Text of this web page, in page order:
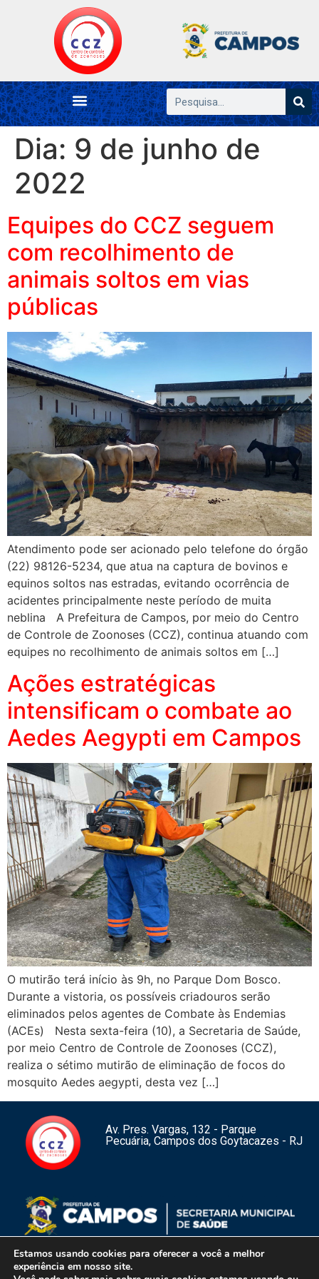
Dia: 9 de junho de
2022
Equipes do CCZ seguem
com recolhimento de
animais soltos em vias
públicas
Atendimento pode ser acionado pelo telefone do órgão
(22) 98126-5234, que atua na captura de bovinos e
equinos soltos nas estradas, evitando ocorrência de
acidentes principalmente neste período de muita
neblina A Prefeitura de Campos, por meio do Centro
de Controle de Zoonoses (CCZ), continua atuando com
equipes no recolhimento de animais soltos em […]
Ações estratégicas
intensificam o combate ao
Aedes Aegypti em Campos
O mutirão terá início às 9h, no Parque Dom Bosco.
Durante a vistoria, os possíveis criadouros serão
eliminados pelos agentes de Combate às Endemias
(ACEs) Nesta sexta-feira (10), a Secretaria de Saúde,
por meio Centro de Controle de Zoonoses (CCZ),
realiza o sétimo mutirão de eliminação de focos do
mosquito Aedes aegypti, desta vez […]
Av. Pres. Vargas, 132 - Parque
Pecuária, Campos dos Goytacazes - RJ
Estamos usando cookies para oferecer a você a melhor
experiência em nosso site.